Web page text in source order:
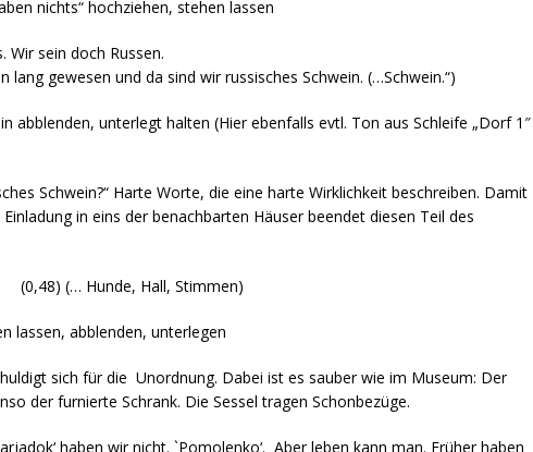
nichts“ hochziehen, stehen lassen
Wir sein doch Russen.
lang gewesen und da sind wir russisches Schwein. (…Schwein.“)
abblenden, unterlegt halten (Hier ebenfalls evtl. Ton aus Schleife „Dorf 1″
Schwein?“ Harte Worte, die eine harte Wirklichkeit beschreiben. Damit
in eins der benachbarten Häuser beendet diesen Teil des
(0,48) (… Hunde, Hall, Stimmen)
lassen, abblenden, unterlegen
sich für die Unordnung. Dabei ist es sauber wie im Museum: Der
der furnierte Schrank. Die Sessel tragen Schonbezüge.
haben wir nicht. `Pomolenko‘. Aber leben kann man. Früher haben